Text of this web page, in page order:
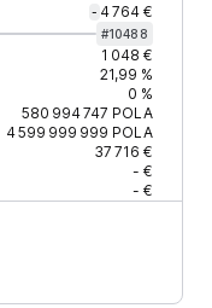
- 4 764 €
#10488
1 048 €
21,99 %
0 %
580 994 747 POLA
4 599 999 999 POLA
37 716 €
- €
- €